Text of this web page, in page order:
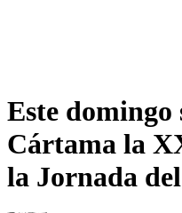
Este domingo
Cártama la
la Jornada